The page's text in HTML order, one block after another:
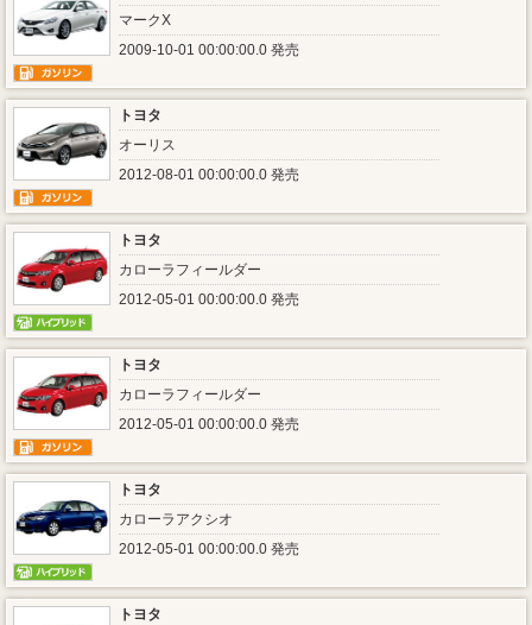
マークX
2009-10-01 00:00:00.0 発売
トヨタ
オーリス
2012-08-01 00:00:00.0 発売
トヨタ
カローラフィールダー
2012-05-01 00:00:00.0 発売
トヨタ
カローラフィールダー
2012-05-01 00:00:00.0 発売
トヨタ
カローラアクシオ
2012-05-01 00:00:00.0 発売
トヨタ